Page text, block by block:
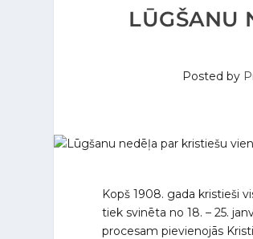
LŪGŠANU
Posted by
Kopš 1908. gada kristieši
tiek svinēta no 18. – 25.
procesam pievienojās